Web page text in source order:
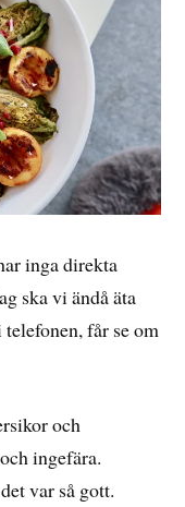
inga direkta
ska vi ändå äta
får se om
och
ingefära.
var så gott.